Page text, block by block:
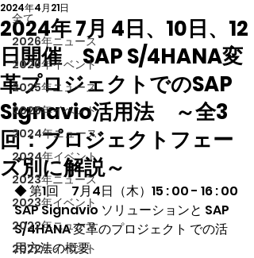
全て
2026年ニュース
2026年イベント
2025年ニュース
2025年イベント
2024年ニュース
2024年イベント
2023年ニュース
2023年イベント
2022年ニュース
2022年イベント
2024年 7月 4日、10日、12
日開催 SAP S/4HANA変
革プロジェクトでのSAP
Signavio活用法 ～全3
回：プロジェクトフェー
ズ別に解説～
2024年4月21日
◆ 第1回　7月4日（木）15 : 00 - 16 : 00
SAP Signavio ソリューションと SAP
S/4HANA 変革のプロジェクト での活
用方法の概要